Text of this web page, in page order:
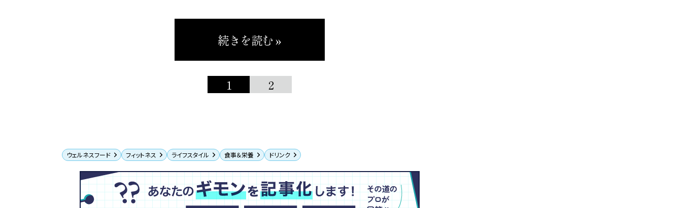
続きを読む »
1 2
ウェルネスフード フィットネス ライフスタイル 食事＆栄養 ドリンク